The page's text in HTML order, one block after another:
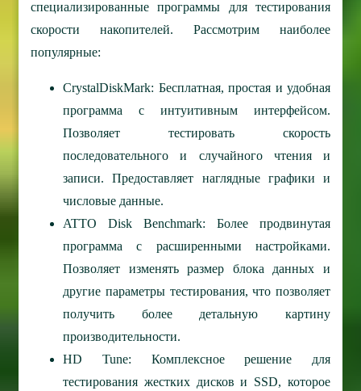
специализированные программы для тестирования
скорости накопителей. Рассмотрим наиболее
популярные:
CrystalDiskMark: Бесплатная, простая и удобная
программа с интуитивным интерфейсом.
Позволяет тестировать скорость
последовательного и случайного чтения и
записи. Предоставляет наглядные графики и
числовые данные.
ATTO Disk Benchmark: Более продвинутая
программа с расширенными настройками.
Позволяет изменять размер блока данных и
другие параметры тестирования, что позволяет
получить более детальную картину
производительности.
HD Tune: Комплексное решение для
тестирования жестких дисков и SSD, которое